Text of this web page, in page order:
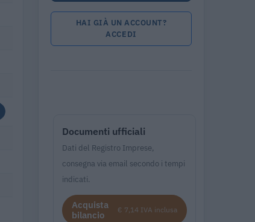
HAI GIÀ UN ACCOUNT?
ACCEDI
Documenti ufficiali
Dati del Registro Imprese,
consegna via email secondo i tempi
indicati.
Acquista
bilancio
€ 7,14 IVA inclusa